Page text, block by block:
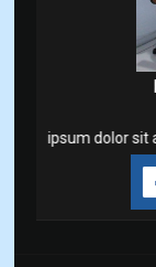
ipsum dolor sit